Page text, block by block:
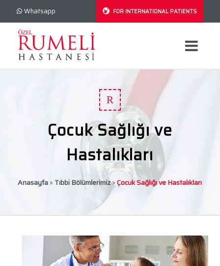
Whatsapp FOR INTERNATIONAL PATIENTS
R
Çocuk Sağlığı ve
Hastalıkları
Anasayfa» Tıbbi Bölümlerimiz»Çocuk Sağlığı ve Hastalıkları